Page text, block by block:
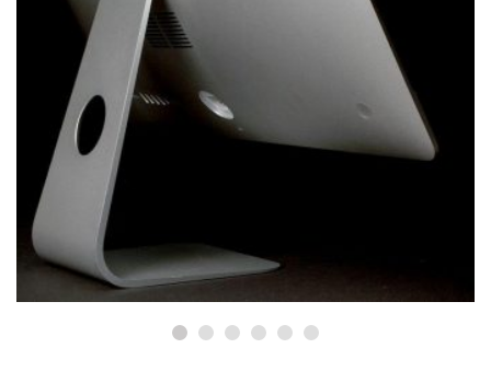
ФАН ЗОНА
Винен у перегризанні дроту
MagSafe!